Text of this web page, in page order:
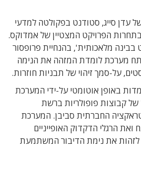
עדן סייג, סטודנט בפקולטה למדעי
הפרויקט המצטיין של אמדוקס.
מלאכותית', בהנחיית פרופסור
מערכת לומדת המזהה את הנימה
על-סמך זיהוי של תבניות חוזרות.
באופן אוטומטי על-ידי המערכת
קבוצות פופולריות ברשת
החברתית סביבן. המערכת
הרגלי הדקדוק האופייניים
לזהות את נימת הדיבור המשתמעת